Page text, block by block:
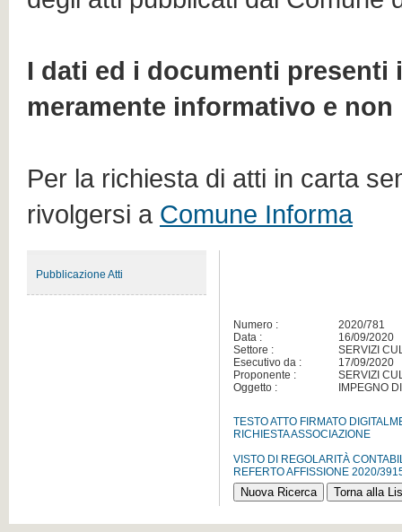
I dati ed i documenti presenti
meramente informativo e
Per la richiesta di atti in carta
rivolgersi a Comune Informa
Numero :
2020/781
Data :
16/09/2020
Settore :
SERVIZI
Esecutivo da :
17/09/2020
Proponente :
SERVIZI
Oggetto :
IMPEGNO
TESTO ATTO FIRMATO
RICHIESTA ASSOCIAZIONE
VISTO DI REGOLARITÀ
REFERTO AFFISSIONE 2020/
Pubblicazione Atti